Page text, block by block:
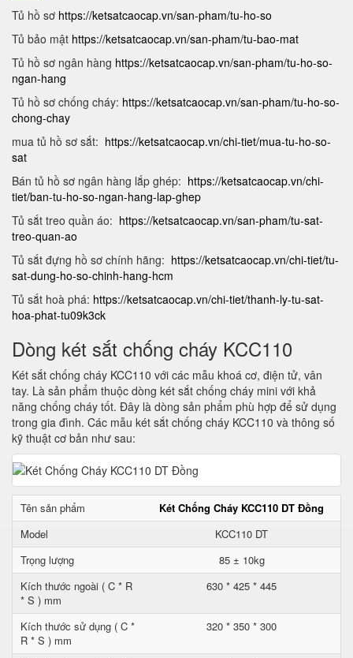
Tủ hồ sơ https://ketsatcaocap.vn/san-pham/tu-ho-so
Tủ bảo mật https://ketsatcaocap.vn/san-pham/tu-bao-mat
Tủ hồ sơ ngân hàng https://ketsatcaocap.vn/san-pham/tu-ho-so-
ngan-hang
Tủ hồ sơ chống cháy: https://ketsatcaocap.vn/san-pham/tu-ho-so-
chong-chay
mua tủ hồ sơ sắt: https://ketsatcaocap.vn/chi-tiet/mua-tu-ho-so-
sat
Bán tủ hồ sơ ngân hàng lắp ghép: https://ketsatcaocap.vn/chi-
tiet/ban-tu-ho-so-ngan-hang-lap-ghep
Tủ sắt treo quần áo: https://ketsatcaocap.vn/san-pham/tu-sat-
treo-quan-ao
Tủ sắt đựng hồ sơ chính hãng: https://ketsatcaocap.vn/chi-tiet/tu-
sat-dung-ho-so-chinh-hang-hcm
Tủ sắt hoà phá: https://ketsatcaocap.vn/chi-tiet/thanh-ly-tu-sat-
hoa-phat-tu09k3ck
Dòng két sắt chống cháy KCC110
Két sắt chống cháy KCC110 với các mẫu khoá cơ, điện tử, vân
tay. Là sản phẩm thuộc dòng két sắt chống cháy mini với khả
năng chống cháy tốt. Đây là dòng sản phẩm phù hợp để sử dụng
trong gia đình. Các mẫu két sắt chống cháy KCC110 và thông số
kỹ thuật cơ bản như sau:
Tên sản phẩm
Két Chống Cháy KCC110 DT Đồng
Model
KCC110 DT
Trọng lượng
85 ± 10kg
Kích thước ngoài ( C * R
* S ) mm
630 * 425 * 445
Kích thước sử dụng ( C *
R * S ) mm
320 * 350 * 300